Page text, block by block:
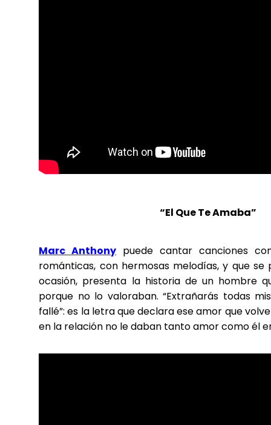
“El Que Te Amaba”
Marc Anthony puede cantar canciones
románticas, con hermosas melodías, y que se
ocasión, presenta la historia de un hombre
porque no lo valoraban. “Extrañarás todas
fallé”: es la letra que declara ese amor que
en la relación no le daban tanto amor como él